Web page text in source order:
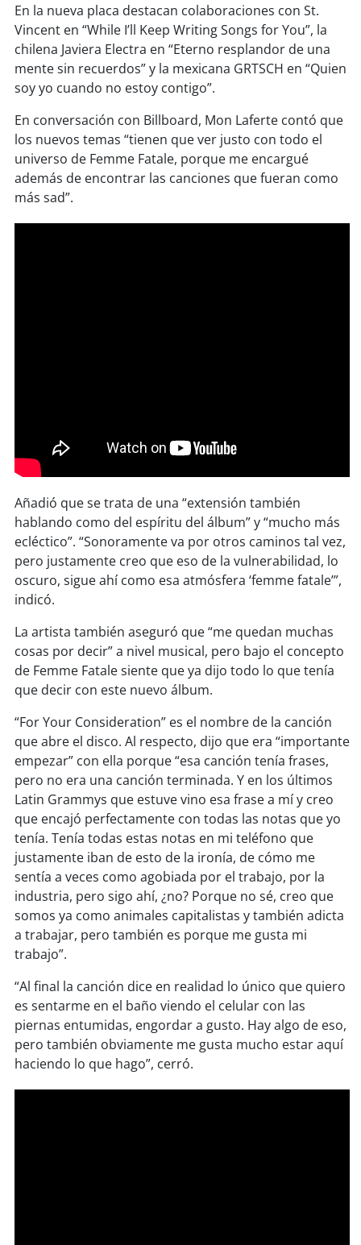
soysanantonio
soy chillán
soysancarlos
soytalcahuano
soyconcepción
soycoronel
soychiloé
En la nueva placa destacan colaboraciones con St.
Vincent en “While I’ll Keep Writing Songs for You”, la
chilena Javiera Electra en “Eterno resplandor de una
mente sin recuerdos” y la mexicana GRTSCH en “Quien
soy yo cuando no estoy contigo”.
En conversación con Billboard, Mon Laferte contó que
los nuevos temas “tienen que ver justo con todo el
universo de Femme Fatale, porque me encargué
además de encontrar las canciones que fueran como
más sad”.
Añadió que se trata de una “extensión también
hablando como del espíritu del álbum” y “mucho más
ecléctico”. “Sonoramente va por otros caminos tal vez,
pero justamente creo que eso de la vulnerabilidad, lo
oscuro, sigue ahí como esa atmósfera ‘femme fatale’”,
indicó.
La artista también aseguró que “me quedan muchas
cosas por decir” a nivel musical, pero bajo el concepto
de Femme Fatale siente que ya dijo todo lo que tenía
que decir con este nuevo álbum.
“For Your Consideration” es el nombre de la canción
que abre el disco. Al respecto, dijo que era “importante
empezar” con ella porque “esa canción tenía frases,
pero no era una canción terminada. Y en los últimos
Latin Grammys que estuve vino esa frase a mí y creo
que encajó perfectamente con todas las notas que yo
tenía. Tenía todas estas notas en mi teléfono que
justamente iban de esto de la ironía, de cómo me
sentía a veces como agobiada por el trabajo, por la
industria, pero sigo ahí, ¿no? Porque no sé, creo que
somos ya como animales capitalistas y también adicta
a trabajar, pero también es porque me gusta mi
trabajo”.
“Al final la canción dice en realidad lo único que quiero
es sentarme en el baño viendo el celular con las
piernas entumidas, engordar a gusto. Hay algo de eso,
pero también obviamente me gusta mucho estar aquí
haciendo lo que hago”, cerró.